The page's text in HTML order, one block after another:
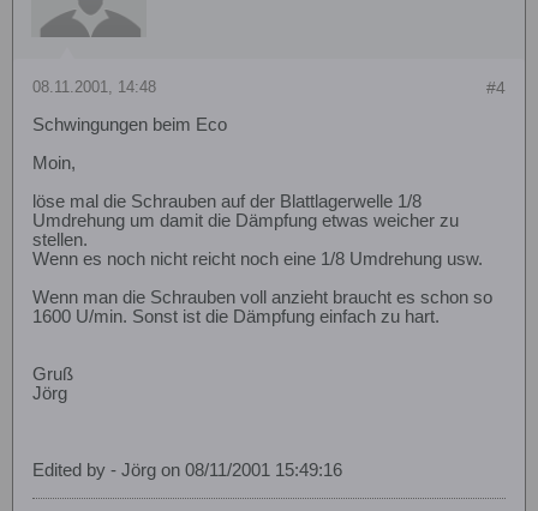
#4
08.11.2001, 14:48
Schwingungen beim Eco
Moin,
löse mal die Schrauben auf der Blattlagerwelle 1/8
Umdrehung um damit die Dämpfung etwas weicher zu
stellen.
Wenn es noch nicht reicht noch eine 1/8 Umdrehung usw.
Wenn man die Schrauben voll anzieht braucht es schon so
1600 U/min. Sonst ist die Dämpfung einfach zu hart.
Gruß
Jörg
Edited by - Jörg on 08/11/2001 15:49:16